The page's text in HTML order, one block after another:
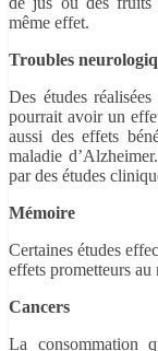
même effet.
Troubles
Des études
pourrait avoir un
aussi des effets
maladie
par des études
Mémoire
Certaines études
effets prometteurs
Cancers
La consommation